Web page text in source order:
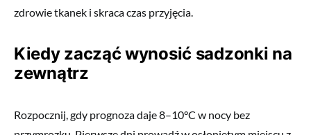
zdrowie tkanek i skraca czas przyjęcia.
Kiedy zacząć wynosić sadzonki na
zewnątrz
Rozpocznij, gdy prognoza daje 8–10°C w nocy bez